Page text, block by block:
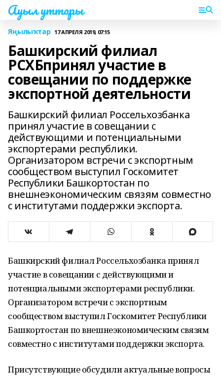
Ауыл уттары
Яңылыҡтар 17 АПРЕЛЯ 2019, 07:15
Башкирский филиал
РСХБпринял участие в
совещании по поддержке
экспортной деятельности
Башкирский филиал Россельхозбанка
принял участие в совещании с
действующими и потенциальными
экспортерами республики.
Организатором встречи с экспортным
сообществом выступил Госкомитет
Республики Башкортостан по
внешнеэкономическим связям совместно
с институтами поддержки экспорта.
Башкирский филиал Россельхозбанка принял
участие в совещании с действующими и
потенциальными экспортерами республики.
Организатором встречи с экспортным
сообществом выступил Госкомитет Республики
Башкортостан по внешнеэкономическим связям
совместно с институтами поддержки экспорта.
Присутствующие обсудили актуальные вопросы